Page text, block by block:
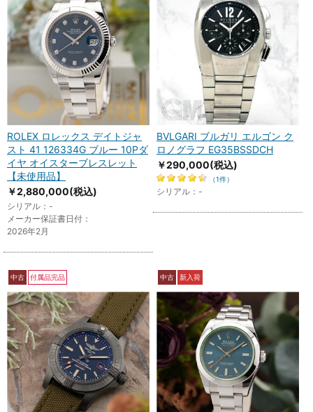
ROLEX ロレックス デイトジャ
スト 41 126334G ブルー 10Pダ
イヤ オイスターブレスレット
【未使用品】
￥2,880,000(税込)
シリアル：-
メーカー保証書日付：
2026年2月
BVLGARI ブルガリ エルゴン ク
ロノグラフ EG35BSSDCH
￥290,000(税込)
（1件）
シリアル：-
中古 付属品完品 中古 新入荷